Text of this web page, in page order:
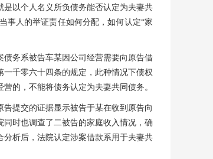
以个人名义所负债务能否认定为夫妻共
事人的举证责任如何分配，如何认定“家
务系被告车某因公司经营需要向原告借
千零六十四条的规定，此种情况下债权
的，不能将债务认定为夫妻共同债务。
告提交的证据显示被告于某在收到原告向
时也调查了二被告的家庭收入情况，确
析后，法院认定涉案借款系用于夫妻共